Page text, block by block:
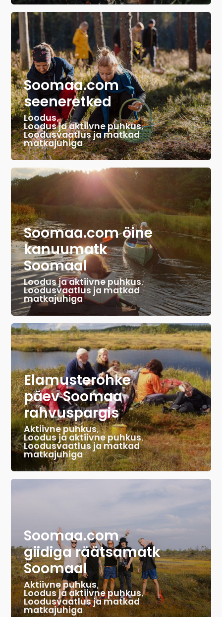
Soomaa.com
seeneretked
Loodus,
Loodus ja aktiivne puhkus,
Loodusvaatlus ja matkad
matkajuhiga
Soomaa.com öine
kanuumatk
Soomaal
Loodus ja aktiivne puhkus,
Loodusvaatlus ja matkad
matkajuhiga
Elamusterohke
päev Soomaa
rahvuspargis
Aktiivne puhkus,
Loodus ja aktiivne puhkus,
Loodusvaatlus ja matkad
matkajuhiga
Soomaa.com
giidiga räätsamatk
Soomaal
Aktiivne puhkus,
Loodus ja aktiivne puhkus,
Loodusvaatlus ja matkad
matkajuhiga